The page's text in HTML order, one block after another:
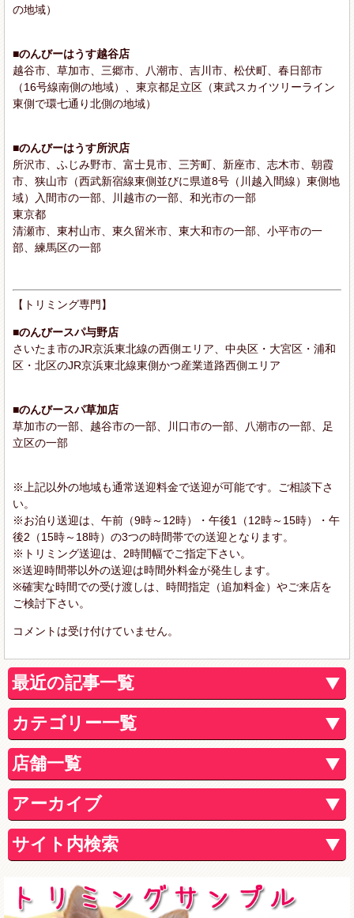
の地域）
■のんびーはうす越谷店
越谷市、草加市、三郷市、八潮市、吉川市、松伏町、春日部市
（16号線南側の地域）、東京都足立区（東武スカイツリーライン
東側で環七通り北側の地域）
■のんびーはうす所沢店
所沢市、ふじみ野市、富士見市、三芳町、新座市、志木市、朝霞
市、狭山市（西武新宿線東側並びに県道8号（川越入間線）東側地
域）入間市の一部、川越市の一部、和光市の一部
東京都
清瀬市、東村山市、東久留米市、東大和市の一部、小平市の一
部、練馬区の一部
【トリミング専門】
■のんびースパ与野店
さいたま市のJR京浜東北線の西側エリア、中央区・大宮区・浦和
区・北区のJR京浜東北線東側かつ産業道路西側エリア
■のんびースパ草加店
草加市の一部、越谷市の一部、川口市の一部、八潮市の一部、足
立区の一部
※上記以外の地域も通常送迎料金で送迎が可能です。ご相談下さ
い。
※お泊り送迎は、午前（9時～12時）・午後1（12時～15時）・午
後2（15時～18時）の3つの時間帯での送迎となります。
※トリミング送迎は、2時間幅でご指定下さい。
※送迎時間帯以外の送迎は時間外料金が発生します。
※確実な時間での受け渡しは、時間指定（追加料金）やご来店を
ご検討下さい。
コメントは受け付けていません。
最近の記事一覧
カテゴリー一覧
店舗一覧
アーカイブ
サイト内検索